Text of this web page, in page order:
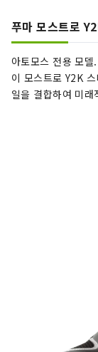
푸마 모스트로
아토모스 전용 모델.
이 모스트로 Y2K
일을 결합하여 미